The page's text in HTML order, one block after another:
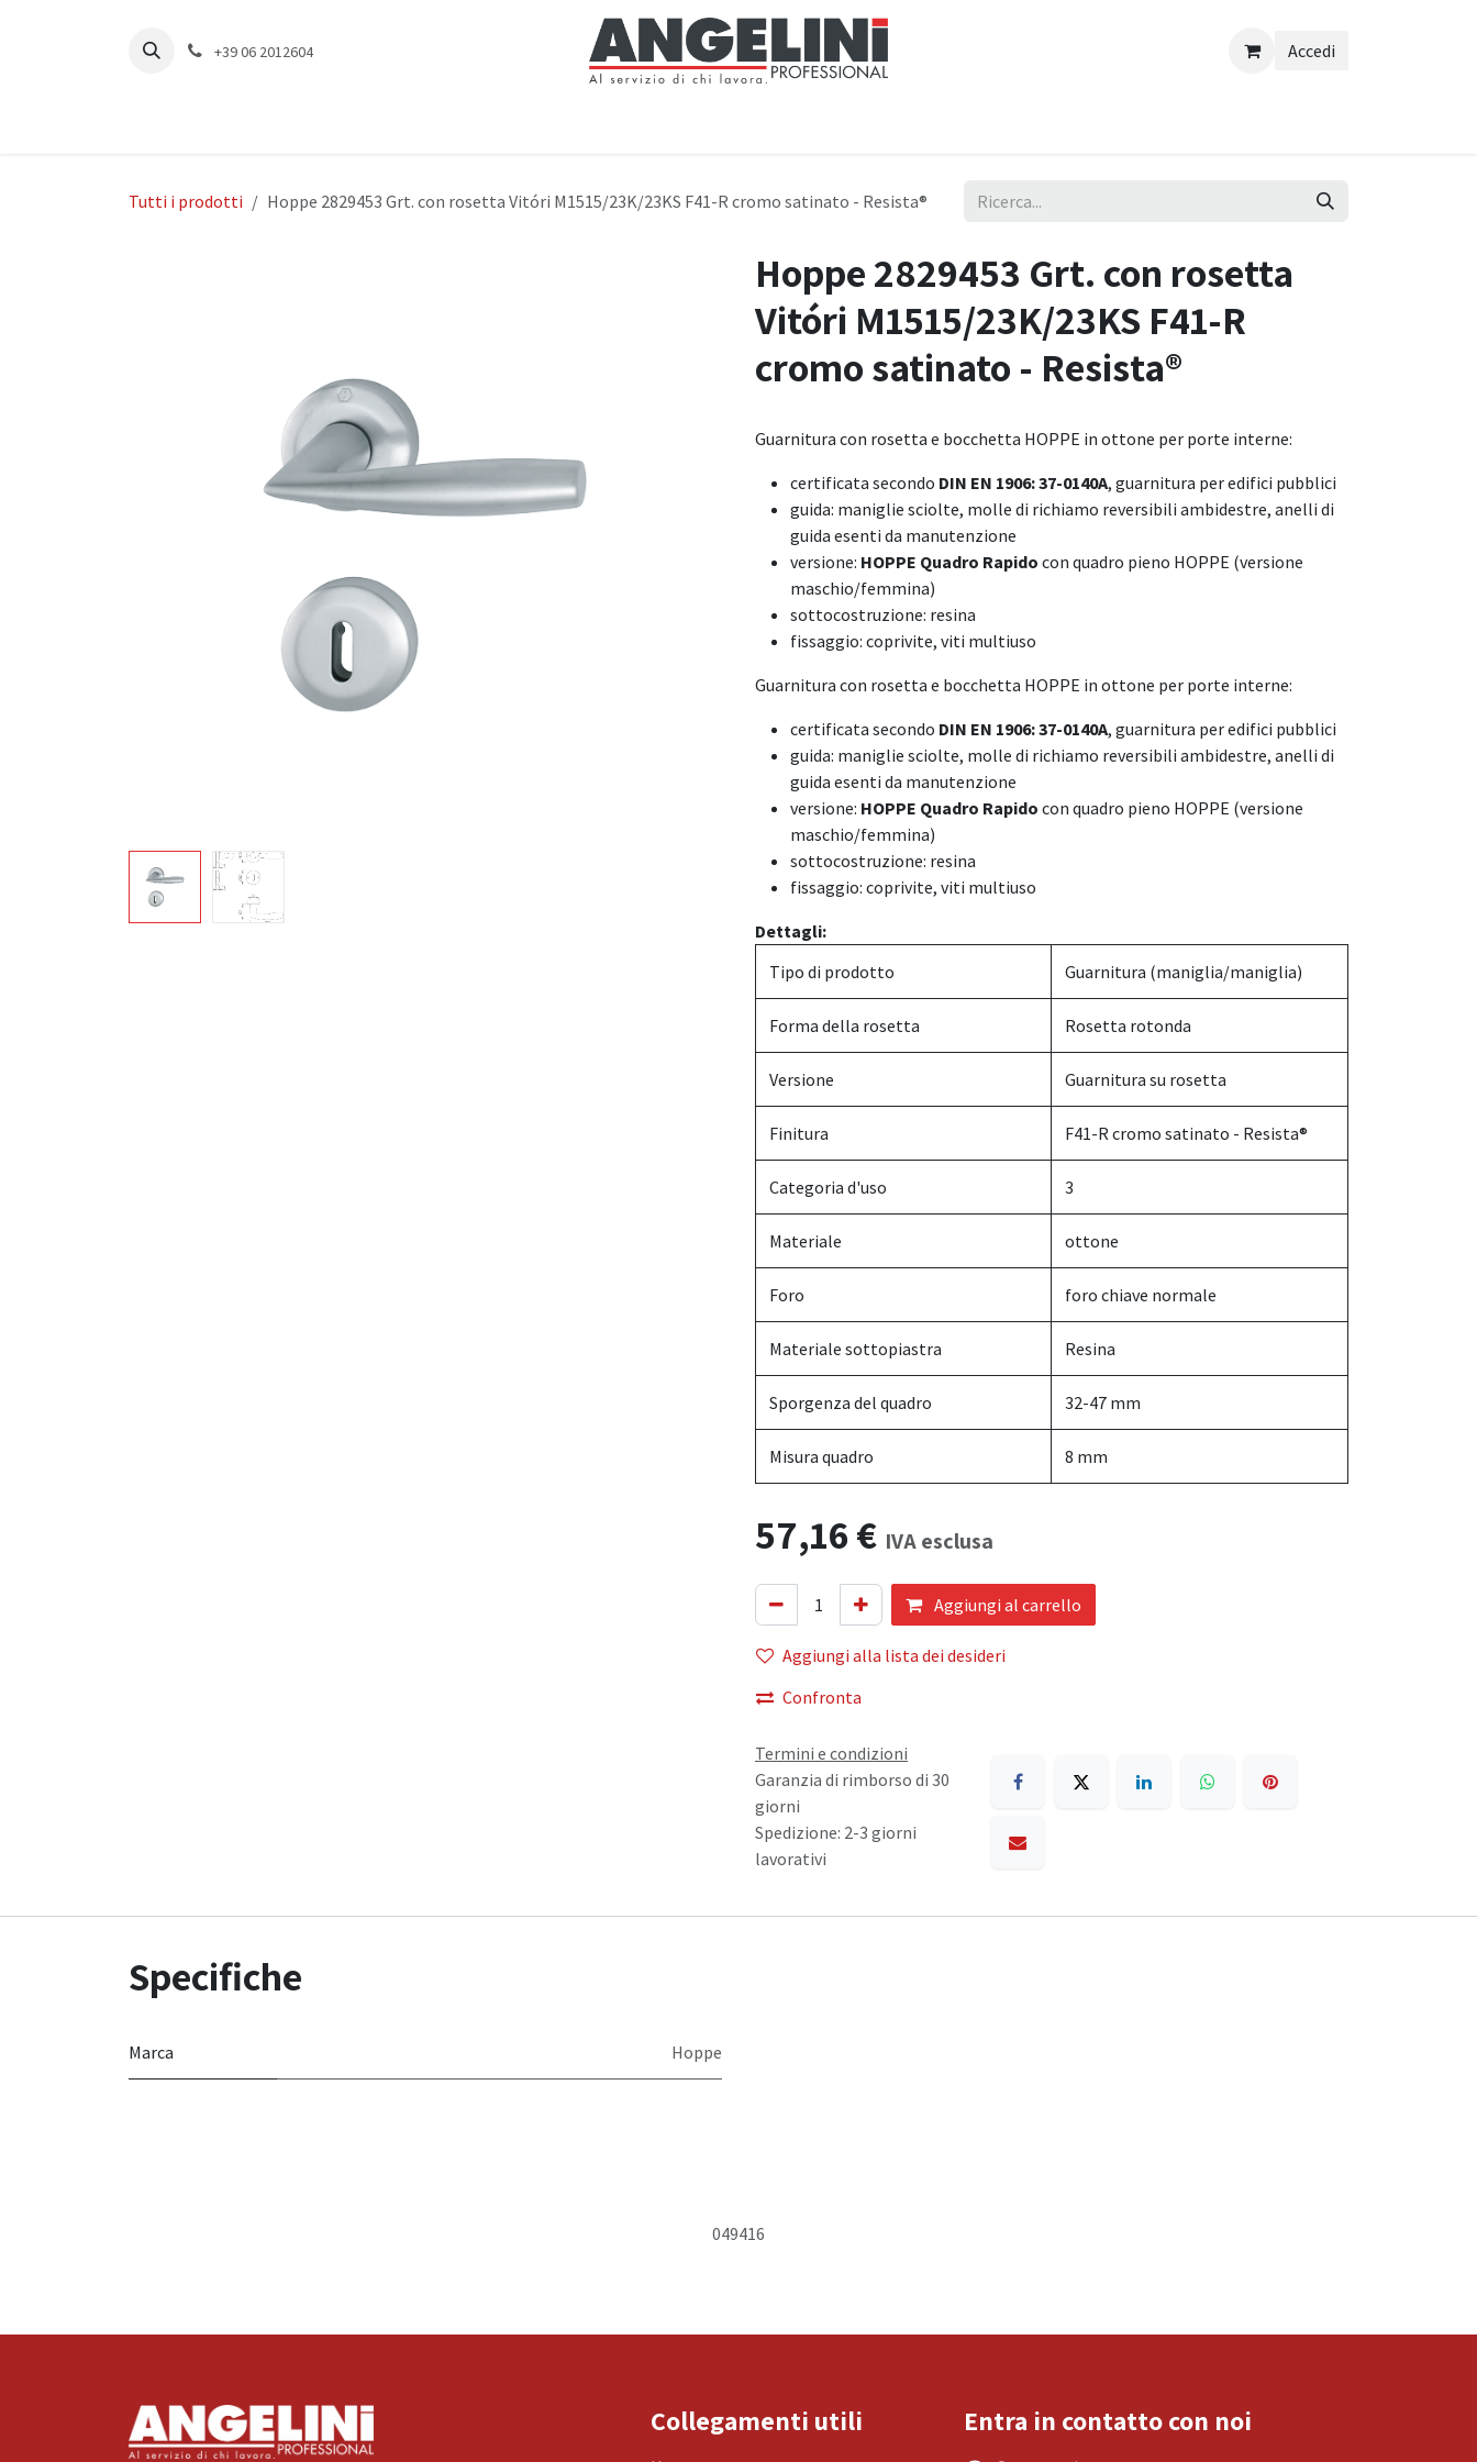
+39 06 2012604 Accedi
Tutti i prodotti Hoppe 2829453 Grt. con rosetta Vitóri M1515/23K/23KS F41-R cromo satinato - Resista®
Hoppe 2829453 Grt. con rosetta
Vitóri M1515/23K/23KS F41-R
cromo satinato - Resista®
Guarnitura con rosetta e bocchetta HOPPE in ottone per porte interne:
certificata secondo DIN EN 1906: 37-0140A, guarnitura per edifici pubblici
guida: maniglie sciolte, molle di richiamo reversibili ambidestre, anelli di
guida esenti da manutenzione
versione: HOPPE Quadro Rapido con quadro pieno HOPPE (versione
maschio/femmina)
sottocostruzione: resina
fissaggio: coprivite, viti multiuso
Guarnitura con rosetta e bocchetta HOPPE in ottone per porte interne:
certificata secondo DIN EN 1906: 37-0140A, guarnitura per edifici pubblici
guida: maniglie sciolte, molle di richiamo reversibili ambidestre, anelli di
guida esenti da manutenzione
versione: HOPPE Quadro Rapido con quadro pieno HOPPE (versione
maschio/femmina)
sottocostruzione: resina
fissaggio: coprivite, viti multiuso
Dettagli:
Tipo di prodotto
Guarnitura (maniglia/maniglia)
Forma della rosetta Rosetta rotonda
Versione Guarnitura su rosetta
Finitura F41-R cromo satinato - Resista®
Categoria d'uso 3
Materiale ottone
Foro foro chiave normale
Materiale sottopiastra Resina
Sporgenza del quadro 32-47 mm
Misura quadro 8 mm
57,16€ IVA esclusa
Aggiungi al carrello
Aggiungi alla lista dei desideri
Confronta
Termini e condizioni
Garanzia di rimborso di 30
giorni
Spedizione: 2-3 giorni
lavorativi
Specifiche
Marca Hoppe
049416
Collegamenti utili Entra in contatto con noi